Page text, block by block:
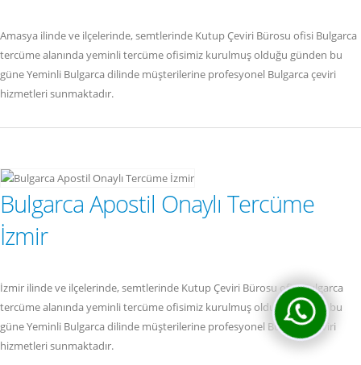
Amasya ilinde ve ilçelerinde, semtlerinde Kutup Çeviri Bürosu ofisi Bulgarca
tercüme alanında yeminli tercüme ofisimiz kurulmuş olduğu günden bu
güne Yeminli Bulgarca dilinde müşterilerine profesyonel Bulgarca çeviri
hizmetleri sunmaktadır.
Bulgarca Apostil Onaylı Tercüme
İzmir
İzmir ilinde ve ilçelerinde, semtlerinde Kutup Çeviri Bürosu ofisi Bulgarca
tercüme alanında yeminli tercüme ofisimiz kurulmuş olduğu günden bu
güne Yeminli Bulgarca dilinde müşterilerine profesyonel Bulgarca çeviri
hizmetleri sunmaktadır.